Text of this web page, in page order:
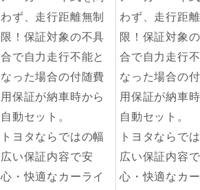
わず、走行距離無制
限！保証対象の不具
合で自力走行不能と
なった場合の付随費
用保証が納車時から
自動セット。
トヨタならではの幅
広い保証内容で安
心・快適なカーライ
わず、走行距
限！保証対象
合で自力走行
なった場合の
用保証が納車
自動セット。
トヨタならで
広い保証内容
心・快適なカ